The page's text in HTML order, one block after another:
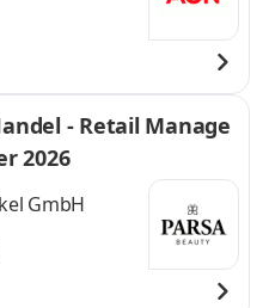
- Retail Manage
2026
GmbH